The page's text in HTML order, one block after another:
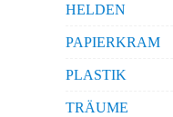
HELDEN
PAPIERKRAM
PLASTIK
TRÄUME